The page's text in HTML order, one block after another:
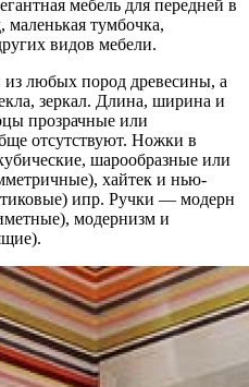
мебель для передней в
тумбочка,
видов мебели.
любых пород древесины, а
зеркал. Длина, ширина и
прозрачные или
отсутствуют. Ножки в
шарообразные или
хайтек и нью-
ипр. Ручки — модерн
модернизм и